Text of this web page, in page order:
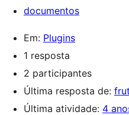
documentos
Em: Plugins
1 resposta
2 participantes
Última resposta de:
Última atividade: 4